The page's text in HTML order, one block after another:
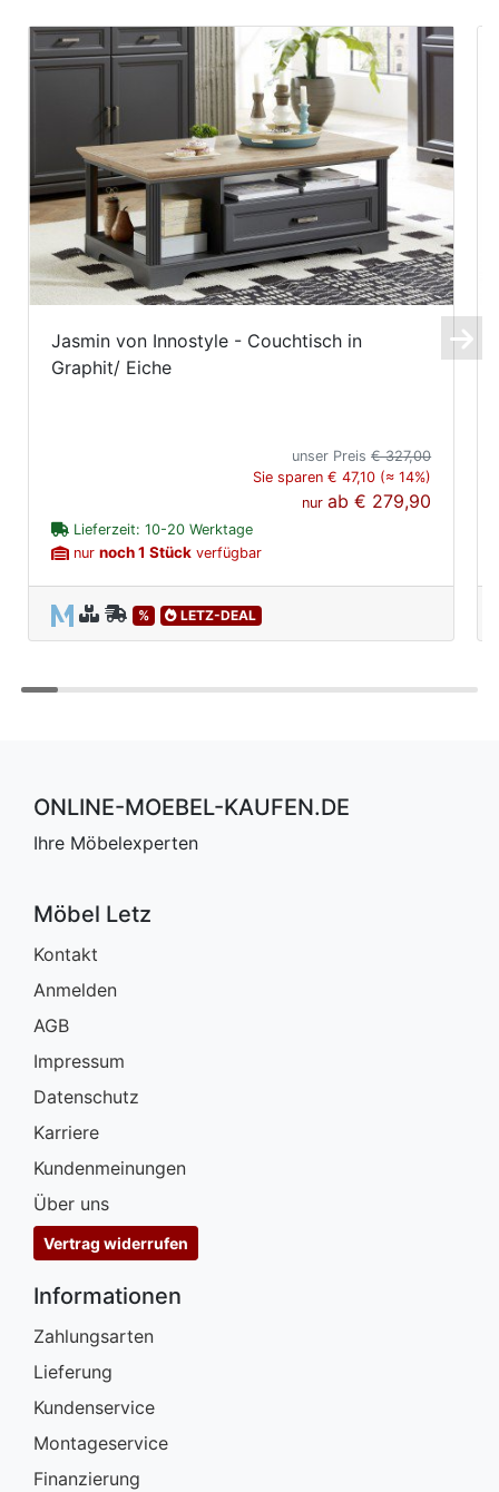
Jasmin von Innostyle - Couchtisch in
Graphit/ Eiche
unser Preis€ 327,00
Sie sparen € 47,10 (≈ 14%)
nurab€ 279,90
Lieferzeit: 10-20 Werktage
nur noch 1 Stück verfügbar
% LETZ-DEAL
ONLINE-MOEBEL-KAUFEN.DE
Ihre Möbelexperten
Möbel Letz
Kontakt
Anmelden
AGB
Impressum
Datenschutz
Karriere
Kundenmeinungen
Über uns
Vertrag widerrufen
Informationen
Zahlungsarten
Lieferung
Kundenservice
Montageservice
Finanzierung